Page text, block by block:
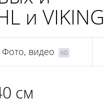
и VIKING
Фото, видео 60
см